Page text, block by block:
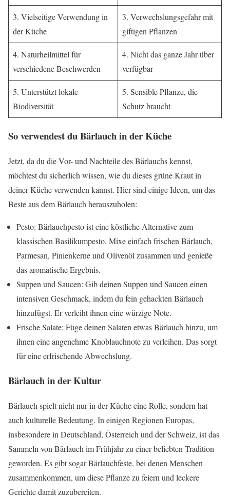
3. Vielseitige Verwendung in
der Küche
3. Verwechslungsgefahr mit
giftigen Pflanzen
4. Naturheilmittel für
verschiedene Beschwerden
4. Nicht das ganze Jahr über
verfügbar
5. Unterstützt lokale
Biodiversität
5. Sensible Pflanze, die
Schutz braucht
So verwendest du Bärlauch in der Küche
Jetzt, da du die Vor- und Nachteile des Bärlauchs kennst,
möchtest du sicherlich wissen, wie du dieses grüne Kraut in
deiner Küche verwenden kannst. Hier sind einige Ideen, um das
Beste aus dem Bärlauch herauszuholen:
Pesto: Bärlauchpesto ist eine köstliche Alternative zum
klassischen Basilikumpesto. Mixe einfach frischen Bärlauch,
Parmesan, Pinienkerne und Olivenöl zusammen und genieße
das aromatische Ergebnis.
Suppen und Saucen: Gib deinen Suppen und Saucen einen
intensiven Geschmack, indem du fein gehackten Bärlauch
hinzufügst. Er verleiht ihnen eine würzige Note.
Frische Salate: Füge deinen Salaten etwas Bärlauch hinzu, um
ihnen eine angenehme Knoblauchnote zu verleihen. Das sorgt
für eine erfrischende Abwechslung.
Bärlauch in der Kultur
Bärlauch spielt nicht nur in der Küche eine Rolle, sondern hat
auch kulturelle Bedeutung. In einigen Regionen Europas,
insbesondere in Deutschland, Österreich und der Schweiz, ist das
Sammeln von Bärlauch im Frühjahr zu einer beliebten Tradition
geworden. Es gibt sogar Bärlauchfeste, bei denen Menschen
zusammenkommen, um diese Pflanze zu feiern und leckere
Gerichte damit zuzubereiten.